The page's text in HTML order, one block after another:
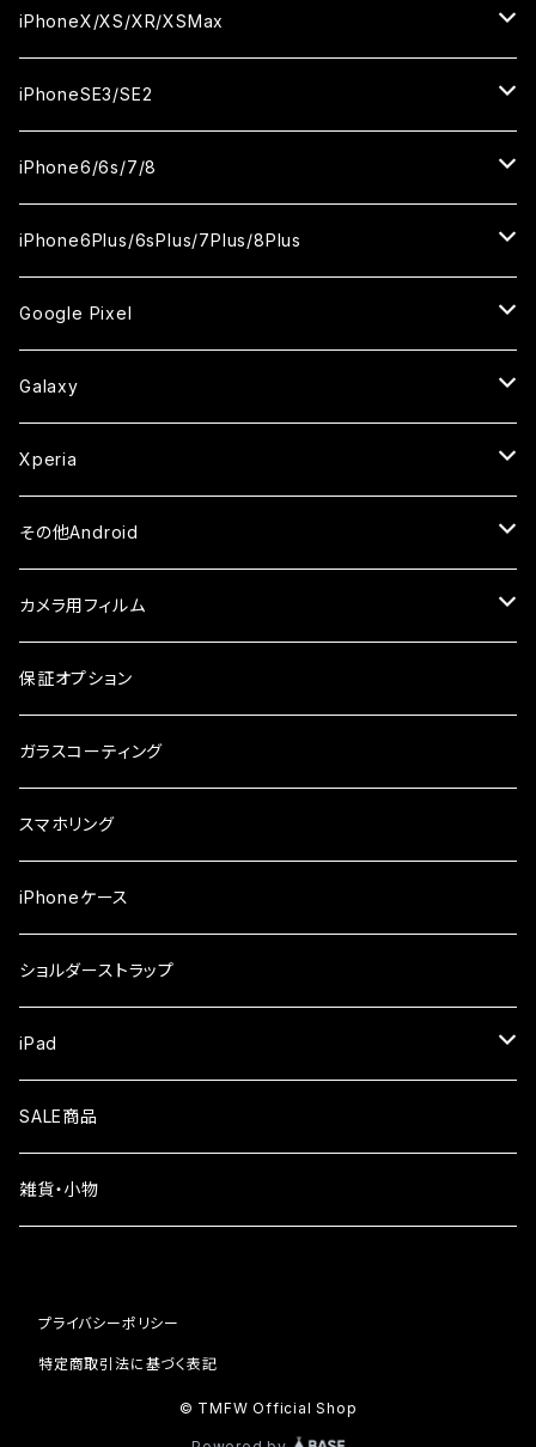
セラミックフィルム
セラミックフィルム
ガラスフィルム
セラミックフィルム
セラミックフィルム
ガラスフィルム
セラミックフィルム
iPhone14ProMax
ガラスフィルム
セラミックフィルム
セラミックフィルム
ガラスフィルム
セラミックフィルム
iPhone13ProMax
ガラスフィルム
セラミックフィルム
ガラスフィルム
セラミックフィルム
iPhone12mini
ガラスフィルム
セラミックフィルム
iPhone12ProMax
ガラスフィルム
セラミックフィルム
iPhone11
ガラスフィルム
セラミックフィルム
iPhone11Pro
ガラスフィルム
セラミックフィルム
iPhone11Pro Max
ガラスフィルム
セラミックフィルム
iPhoneX/XS/XR/XSMax
iPhoneX
ガラスフィルム
セラミックフィルム
iPhoneXS
ガラスフィルム
セラミックフィルム
iPhoneXR
ガラスフィルム
セラミックフィルム
iPhoneXSMax
ガラスフィルム
セラミックフィルム
iPhoneSE3/SE2
iPhoneSE3
ガラスフィルム
ケース
iPhoneSE2
ガラスフィルム
ケース
iPhone6/6s/7/8
iPhone8
ガラスフィルム
セラミックフィルム
iPhone7
ガラスフィルム
セラミックフィルム
iPhone6s
ガラスフィルム
ケース・カバー
iPhone6
ガラスフィルム
ケース・カバー
iPhone6Plus/6sPlus/7Plus/8Plus
iPhone6Plus
ガラスフィルム
ケース
iPhone6sPlus
ガラスフィルム
ケース
iPhone7Plus
ガラスフィルム
ケース
iPhone8Plus
ガラスフィルム
ケース
Google Pixel
ガラスフィルム
セラミックフィルム
ケース
Galaxy
ガラスフィルム
セラミックフィルム
ケース
Xperia
ガラスフィルム
その他Android
AQUOS
ガラスフィルム
arrows
ガラスフィルム
シンプルスマホ
ガラスフィルム
らくらくスマホ
ガラスフィルム
OPPO
ガラスフィルム
Xiaomi
ガラスフィルム
カメラ用フィルム
iPhone
iPhone17e
iPhone17ProMax
iPhone16
iPhone15
iPhone13
Android
保証オプション
ガラスコーティング
スマホリング
iPhoneケース
ショルダーストラップ
iPad
液晶フィルム
SALE商品
雑貨・小物
プライバシーポリシー
特定商取引法に基づく表記
© TMFW Official Shop